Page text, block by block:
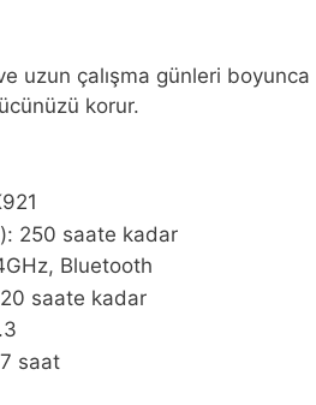
uzun çalışma günleri boyunca
korur.
250 saate kadar
Bluetooth
saate kadar
saat